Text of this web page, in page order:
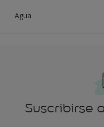
Agua
Suscribirse